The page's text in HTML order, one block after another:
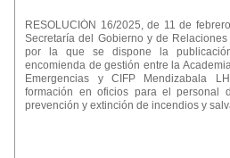
RESOLUCIÓN 16/2025, de 11 de
Secretaría del Gobierno y de
por la que se dispone la
encomienda de gestión entre la
Emergencias y CIFP Mendizabala
formación en oficios para el personal
prevención y extinción de incendios y